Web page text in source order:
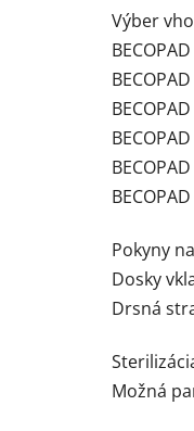
Výber
Pokyny
Dosky
Drsná
Možná